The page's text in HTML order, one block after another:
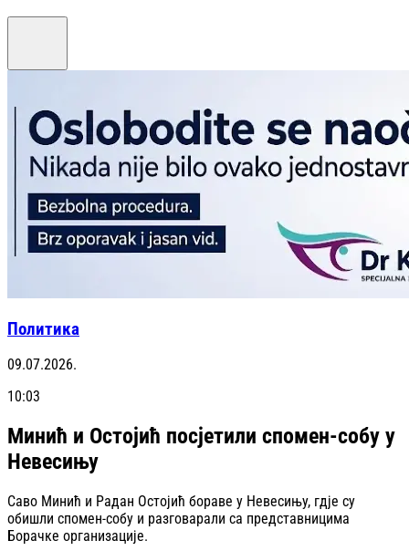
Политика
09.07.2026.
10:03
Минић и Остојић посјетили спомен-собу у
Невесињу
Саво Минић и Радан Остојић бораве у Невесињу, гдје су
обишли спомен-собу и разговарали са представницима
Борачке организације.